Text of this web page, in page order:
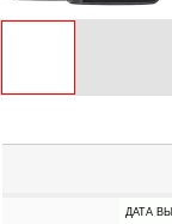
ДАТА